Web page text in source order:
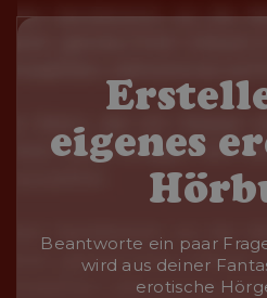
eigenes
Beantworte ein paar
wird aus deiner
erotische